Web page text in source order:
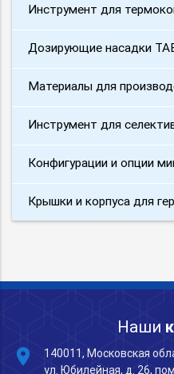
Инструмент для
Дозирующие насадки
Материалы для
Инструмент для
Конфигурации и опции
Крышки и корпуса для
Наши
place
140011, Московская
ул. Юбилейная, д. 26,